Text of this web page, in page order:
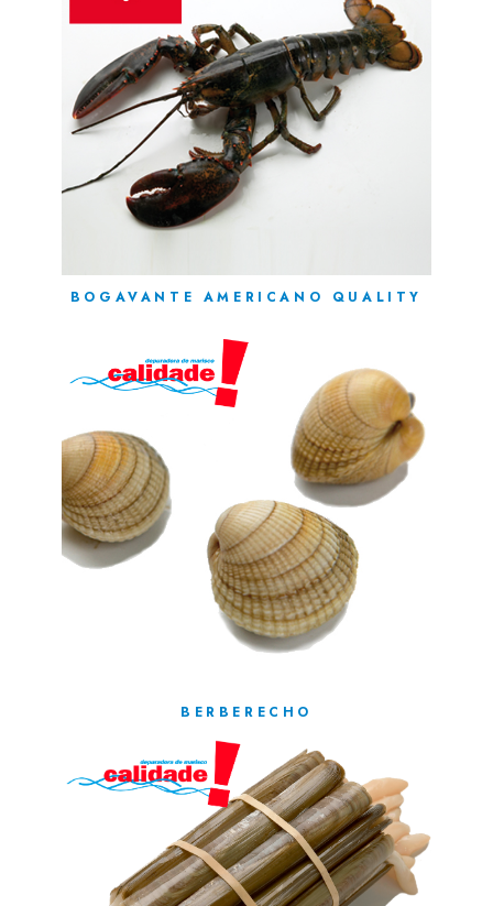
BOGAVANTE AMERICANO QUALITY
BERBERECHO